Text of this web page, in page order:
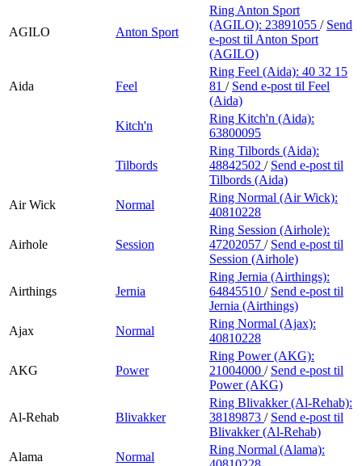
AGILO Anton Sport
Ring Anton Sport
(AGILO): 23891055 / Send
e-post til Anton Sport
(AGILO)
Aida Feel
Ring Feel (Aida): 40 32 15
81 / Send e-post til Feel
(Aida)
Kitch'n
Ring Kitch'n (Aida):
63800095
Tilbords
Ring Tilbords (Aida):
48842502 / Send e-post til
Tilbords (Aida)
Air Wick
Normal
Ring Normal (Air Wick):
40810228
Airhole Session
Ring Session (Airhole):
47202057 / Send e-post til
Session (Airhole)
Airthings Jernia
Ring Jernia (Airthings):
64845510 / Send e-post til
Jernia (Airthings)
Ajax
Normal
Ring Normal (Ajax):
40810228
AKG Power
Ring Power (AKG):
21004000 / Send e-post til
Power (AKG)
Al-Rehab Blivakker
Ring Blivakker (Al-Rehab):
38189873 / Send e-post til
Blivakker (Al-Rehab)
Alama
Normal
Ring Normal (Alama):